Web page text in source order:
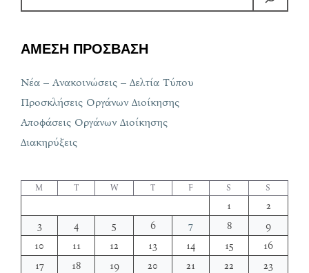
ΑΜΕΣΗ ΠΡΟΣΒΑΣΗ
Νέα – Ανακοινώσεις – Δελτία Τύπου
Προσκλήσεις Οργάνων Διοίκησης
Αποφάσεις Οργάνων Διοίκησης
Διακηρύξεις
M T W T F S S
1
2
3
4 5 6 7 8
9
10
11 12 13 14 15
16
17
18 19 20 21 22
23